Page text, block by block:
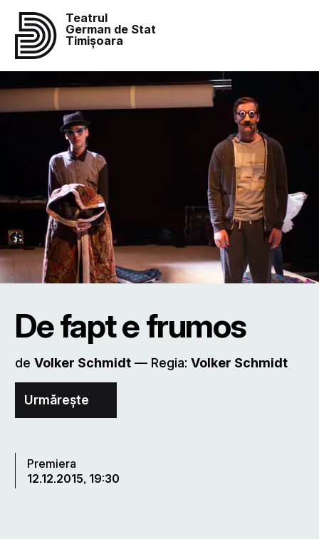
Teatrul
German de Stat
Timișoara
De fapt e frumos
deVolker Schmidt –– Regia:Volker Schmidt
Urmărește
Premiera
12.12.2015, 19:30